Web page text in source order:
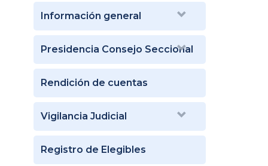
Información general
Presidencia Consejo Seccional
Rendición de cuentas
Vigilancia Judicial
Registro de Elegibles